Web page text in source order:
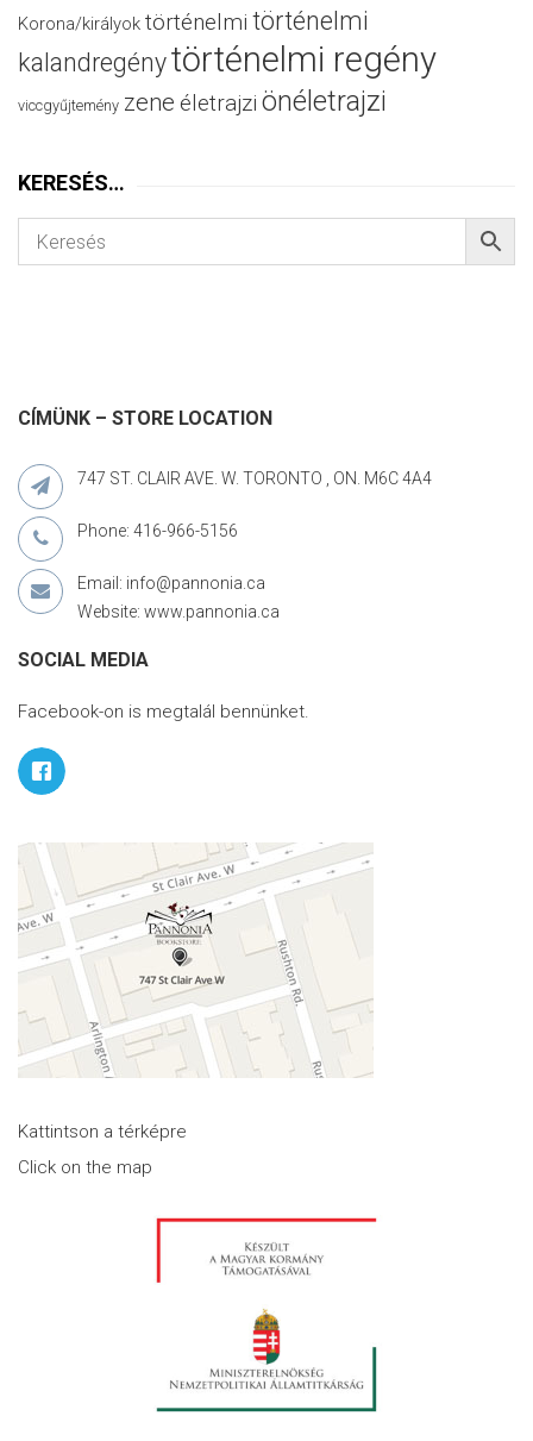
Korona/királyok történelmi történelmi
kalandregénytörténelmi regény
viccgyűjtemény zene életrajzi önéletrajzi
KERESÉS…
CÍMÜNK – STORE LOCATION
747 ST. CLAIR AVE. W. TORONTO , ON. M6C 4A4
Phone: 416-966-5156
Email: info@pannonia.ca
Website: www.pannonia.ca
SOCIAL MEDIA
Facebook-on is megtalál bennünket.
Kattintson a térképre
Click on the map